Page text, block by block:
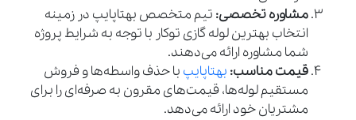
مشاوره تخصصی: تیم متخصص بهتاپایپ در زمینه
انتخاب بهترین لوله گازی توکار با توجه به شرایط پروژه
شما مشاوره ارائه می‌دهند.
قیمت مناسب: بهتاپایپ با حذف واسطه‌ها و فروش
مستقیم لوله‌ها، قیمت‌های مقرون به صرفه‌ای را برای
مشتریان خود ارائه می‌دهد.